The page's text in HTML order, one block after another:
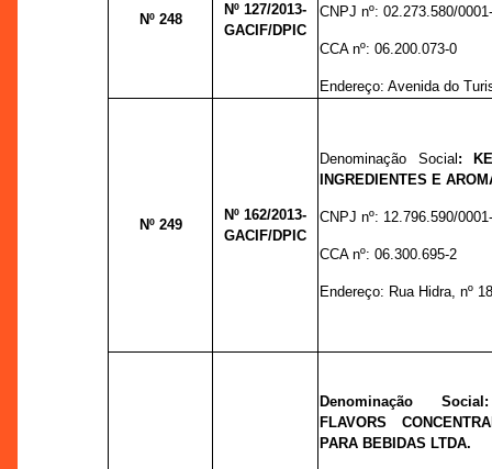
Nº 248
Nº 127/2013-
GACIF/DPIC
CNPJ nº:02.273.580/
CCA nº:06.200.073-0
Endereço:Avenida do
Nº 249
Nº 162/2013-
GACIF/DPIC
Denominação Social :
INGREDIENTES E
CNPJ nº: 12.796.590/
CCA nº:06.300.695-2
Endereço: Rua Hidra, nº
Denominação
FLAVORS
PARA BEBIDAS LTDA.